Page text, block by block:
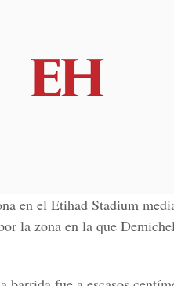
en el Etihad Stadium
la zona en la que